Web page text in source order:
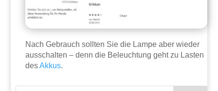
Nach Gebrauch sollten Sie die Lampe aber wieder
ausschalten – denn die Beleuchtung geht zu Lasten
desAkkus.